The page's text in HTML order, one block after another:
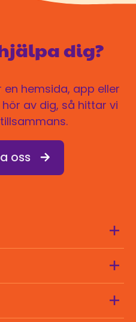
dig?
hemsida, app eller
av dig, så hittar vi
oss